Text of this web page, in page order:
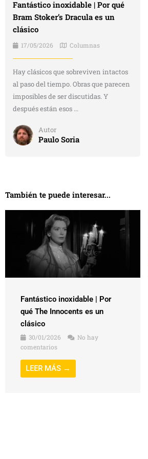
Fantástico inoxidable | Por qué
Bram Stoker’s Dracula es un
clásico
17/05/2026 Columnas
Hay clásicos que sobreviven intactos
al paso del tiempo. Obras que parecen
imposibles de ser discutidas. Y
después están esos ...
Autor
Paulo Soria
También te puede interesar...
Fantástico inoxidable | Por
qué The Innocents es un
clásico
30/01/2026
No hay
comentarios
LEER MÁS →